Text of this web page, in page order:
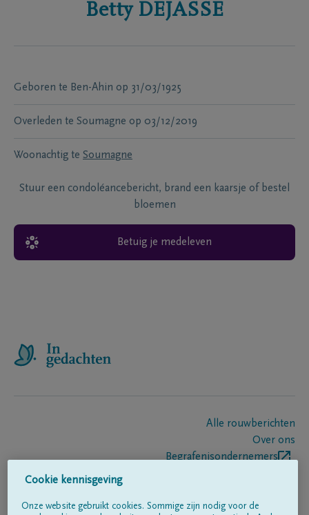
Betty DEJASSE
Geboren te Ben-Ahin op 31/03/1925
Overleden te Soumagne op 03/12/2019
Woonachtig te Soumagne
Stuur een condoléancebericht, brand een kaarsje of bestel
bloemen
Betuig je medeleven
Alle rouwberichten
Over ons
Begrafenisondernemers
Cookie kennisgeving
Onze website gebruikt cookies. Sommige zijn nodig voor de